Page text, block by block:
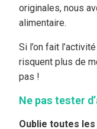
originales, nous
alimentaire.
Si l’on fait
risquent plus de
pas !
Ne pas tester
Oublie toutes